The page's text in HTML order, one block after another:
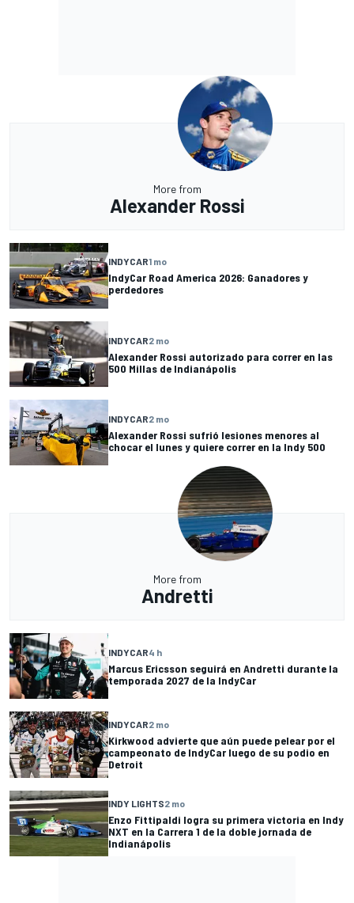
More from
Alexander Rossi
INDYCAR1 mo
IndyCar Road America 2026: Ganadores y
perdedores
INDYCAR2 mo
Alexander Rossi autorizado para correr en las
500 Millas de Indianápolis
INDYCAR2 mo
Alexander Rossi sufrió lesiones menores al
chocar el lunes y quiere correr en la Indy 500
More from
Andretti
INDYCAR4 h
Marcus Ericsson seguirá en Andretti durante la
temporada 2027 de la IndyCar
INDYCAR2 mo
Kirkwood advierte que aún puede pelear por el
campeonato de IndyCar luego de su podio en
Detroit
INDY LIGHTS2 mo
Enzo Fittipaldi logra su primera victoria en Indy
NXT en la Carrera 1 de la doble jornada de
Indianápolis